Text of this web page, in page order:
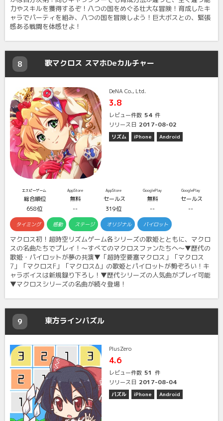
力やスキルを獲得するぞ！八つの国をめぐる壮大な冒険！育成したキ
ャラでパーティを組み、八つの国を冒険しよう！巨大ボスとの、緊張
感ある戦闘を体感せよ！
8 歌マクロス スマホDeカルチャー
DeNA Co., Ltd.
3.8
レビュー件数 54 件
リリース日 2017-08-02
リズム iPhone Android
エスピーゲーム
総合順位
658位
AppStore
無料
--
AppStore
セールス
319位
GooglePlay
無料
--
GooglePlay
セールス
--
タイミング 感動 ステージ オリジナル パイロット
マクロス初！超時空リズムゲーム各シリーズの歌姫とともに、マクロ
スの名曲たちでプレイ！～すべてのマクロスファンたちへ～▼歴代の
歌姫・パイロットが夢の共演▼「超時空要塞マクロス」「マクロス
7」「マクロスF」「マクロスΔ」の歌姫とパイロットが勢ぞろい！キ
ャラボイスは新規録り下ろし！▼歴代シリーズの人気曲がプレイ可能
▼マクロスシリーズの名曲が続々登場！
9 東方ラインパズル
PlusZero
4.6
レビュー件数 51 件
リリース日 2017-08-04
パズル iPhone Android